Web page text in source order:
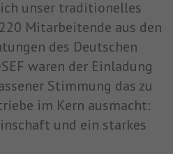
unser traditionelles
Mitarbeitende aus den
des Deutschen
waren der Einladung
Stimmung das zu
im Kern ausmacht:
und ein starkes